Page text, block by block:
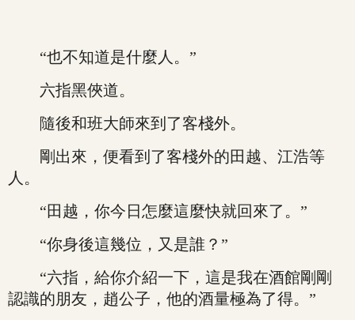
“也不知道是什麼人。”
六指黑俠道。
隨後和班大師來到了客棧外。
剛出來，便看到了客棧外的田越、江浩等
人。
“田越，你今日怎麼這麼快就回來了。”
“你身後這幾位，又是誰？”
“六指，給你介紹一下，這是我在酒館剛剛
認識的朋友，趙公子，他的酒量極為了得。”